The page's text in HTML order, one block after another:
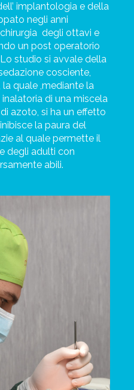
implantologia e della
negli anni
degli ottavi e
un post operatorio
studio si avvale della
cosciente,
quale ,mediante la
di una miscela
azoto, si ha un effetto
la paura del
al quale permette il
degli adulti con
abili.